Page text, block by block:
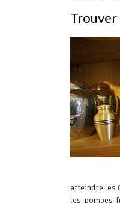
Trouver
atteindre les
les pompes